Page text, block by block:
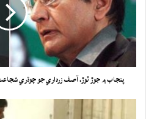
پنجاب ۾ جوڙ ٽوڙ، آصف زرداري جو چوڌري